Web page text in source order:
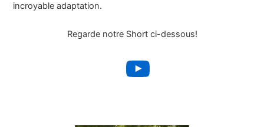
incroyable adaptation.
Regarde notre Short ci-dessous!
YouTube